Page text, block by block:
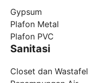
Gypsum
Plafon Metal
Plafon PVC
Sanitasi
Closet dan Wastafel